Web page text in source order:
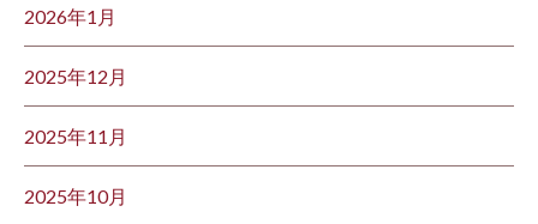
2026年1月
2025年12月
2025年11月
2025年10月